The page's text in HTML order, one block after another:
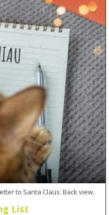
to Santa Claus. Back view.
List